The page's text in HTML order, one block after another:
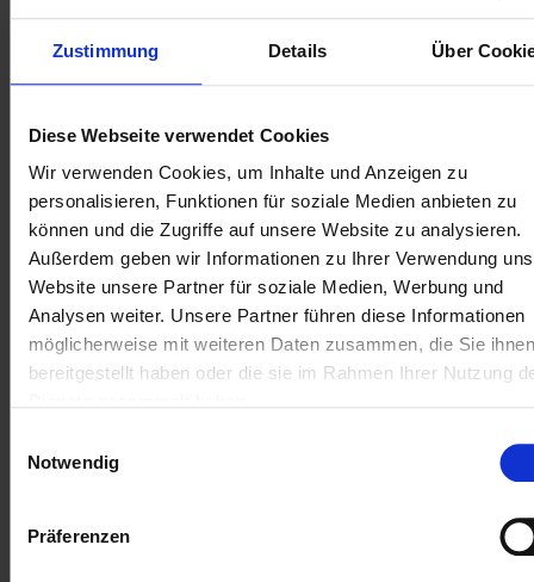
Zustimmung Details Über
Diese Webseite verwendet Cookies
Wir verwenden Cookies, um Inhalte und Anzeigen zu
personalisieren, Funktionen für soziale Medien anbieten zu
können und die Zugriffe auf unsere Website zu analysieren.
Außerdem geben wir Informationen zu Ihrer Verwendung
Website unsere Partner für soziale Medien, Werbung und
Analysen weiter. Unsere Partner führen diese Informationen
möglicherweise mit weiteren Daten zusammen, die Sie ihnen
bereitgestellt haben oder die sie im Rahmen Ihrer Nutzung
Notwendig
Präferenzen
Ausrichtung der operativen
Leistung an klaren
Rentabilitätszielen
reinen Kostenstelle zu einem steuerbaren
Werttreiber zu entwickeln. Mithilfe von Außendienst-
und CRM-Analysen auf Basis von Salesforce Field
Service schaffen wir Transparenz über Auslastung,
Kosten und Ergebnisbeiträge. So wird der Übergang
zu vorausschauender Wartung und gezielter
Ressourcenzuweisung möglich.
Vertragsverlängerungen, Zusatzleistungen und
Wertschöpfung entstehen dort, wo sie sinnvoll sind.
Optimierter Außendienst für
Wachstum
Wir ersetzen manuelle Terminplanung und